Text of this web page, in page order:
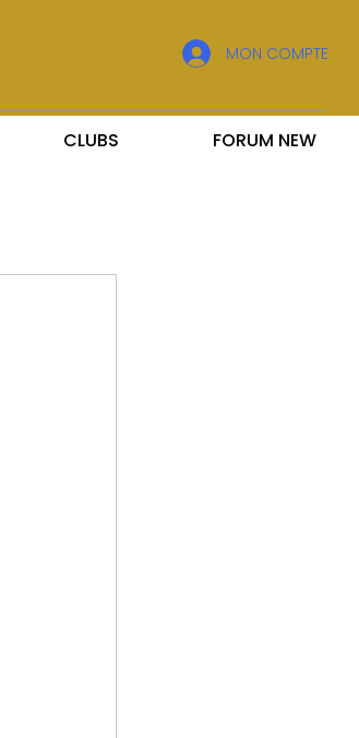
MON COMPTE
CLUBS FORUM NEW